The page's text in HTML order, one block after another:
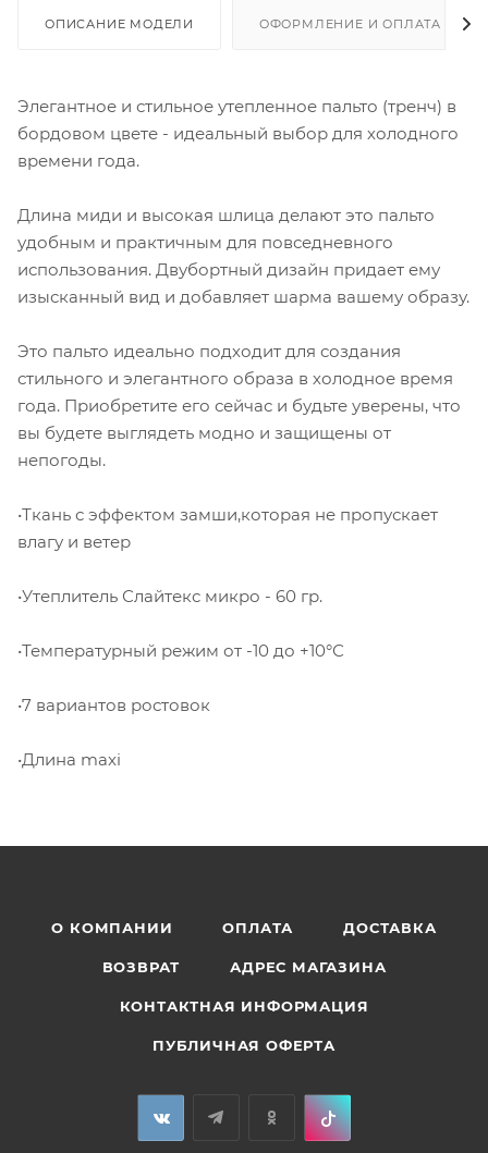
ОПИСАНИЕ МОДЕЛИ ОФОРМЛЕНИЕ И ОПЛАТА
Элегантное и стильное утепленное пальто (тренч) в
бордовом цвете - идеальный выбор для холодного
времени года.
Длина миди и высокая шлица делают это пальто
удобным и практичным для повседневного
использования. Двубортный дизайн придает ему
изысканный вид и добавляет шарма вашему образу.
Это пальто идеально подходит для создания
стильного и элегантного образа в холодное время
года. Приобретите его сейчас и будьте уверены, что
вы будете выглядеть модно и защищены от
непогоды.
•Ткань с эффектом замши,которая не пропускает
влагу и ветер
•Утеплитель Слайтекс микро - 60 гр.
•Температурный режим от -10 до +10°С
•7 вариантов ростовок
•Длина maxi
О КОМПАНИИ ОПЛАТА ДОСТАВКА
ВОЗВРАТ АДРЕС МАГАЗИНА
КОНТАКТНАЯ ИНФОРМАЦИЯ
ПУБЛИЧНАЯ ОФЕРТА